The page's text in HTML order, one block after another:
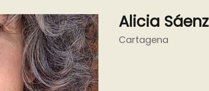
Alicia Sáenz
Cartagena